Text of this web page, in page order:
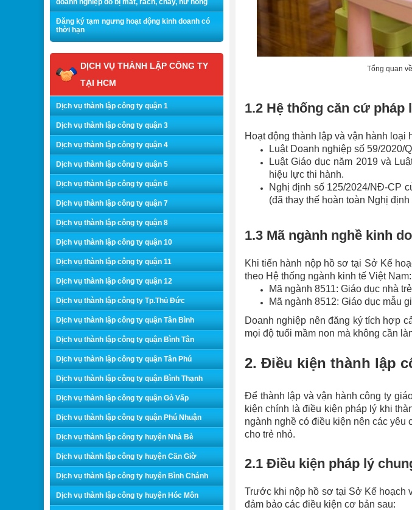
Tổng quan
1.2 Hệ thống căn cứ pháp
Hoạt động thành lập và vận hành
Luật Doanh nghiệp số 59/2020/
Luật Giáo dục năm 2019 và
hiệu lực thi hành.
Nghị định số 125/2024/NĐ-CP
(đã thay thế hoàn toàn Nghị
1.3 Mã ngành nghề kinh
Khi tiến hành nộp hồ sơ tại Sở Kế
theo Hệ thống ngành kinh tế Việt Nam:
Mã ngành 8511: Giáo dục nhà
Mã ngành 8512: Giáo dục mẫu
Doanh nghiệp nên đăng ký tích hợp
mọi độ tuổi mầm non mà không cần
2. Điều kiện thành lập
Để thành lập và vận hành công ty
kiện chính là điều kiện pháp lý khi
ngành nghề có điều kiện nên các
cho trẻ nhỏ.
2.1 Điều kiện pháp lý
Trước khi nộp hồ sơ tại Sở Kế hoạch
đảm bảo các điều kiện cơ bản sau:
doanh nghiệp do bị mất, rách, cháy, hư hỏng
Đăng ký tạm ngưng hoạt động kinh doanh có
thời hạn
DỊCH VỤ THÀNH LẬP CÔNG TY
TẠI HCM
Dịch vụ thành lập công ty quận 1
Dịch vụ thành lập công ty quận 3
Dịch vụ thành lập công ty quận 4
Dịch vụ thành lập công ty quận 5
Dịch vụ thành lập công ty quận 6
Dịch vụ thành lập công ty quận 7
Dịch vụ thành lập công ty quận 8
Dịch vụ thành lập công ty quận 10
Dịch vụ thành lập công ty quận 11
Dịch vụ thành lập công ty quận 12
Dịch vụ thành lập công ty Tp.Thủ Đức
Dịch vụ thành lập công ty quận Tân Bình
Dịch vụ thành lập công ty quận Bình Tân
Dịch vụ thành lập công ty quận Tân Phú
Dịch vụ thành lập công ty quận Bình Thạnh
Dịch vụ thành lập công ty quận Gò Vấp
Dịch vụ thành lập công ty quận Phú Nhuận
Dịch vụ thành lập công ty huyện Nhà Bè
Dịch vụ thành lập công ty huyện Cần Giờ
Dịch vụ thành lập công ty huyện Bình Chánh
Dịch vụ thành lập công ty huyện Hóc Môn